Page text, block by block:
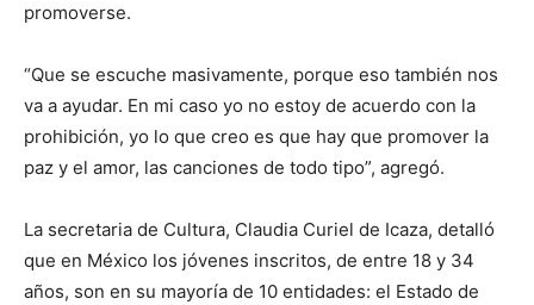
promoverse.
“Que se escuche masivamente, porque eso también nos
va a ayudar. En mi caso yo no estoy de acuerdo con la
prohibición, yo lo que creo es que hay que promover la
paz y el amor, las canciones de todo tipo”, agregó.
La secretaria de Cultura, Claudia Curiel de Icaza, detalló
que en México los jóvenes inscritos, de entre 18 y 34
años, son en su mayoría de 10 entidades: el Estado de